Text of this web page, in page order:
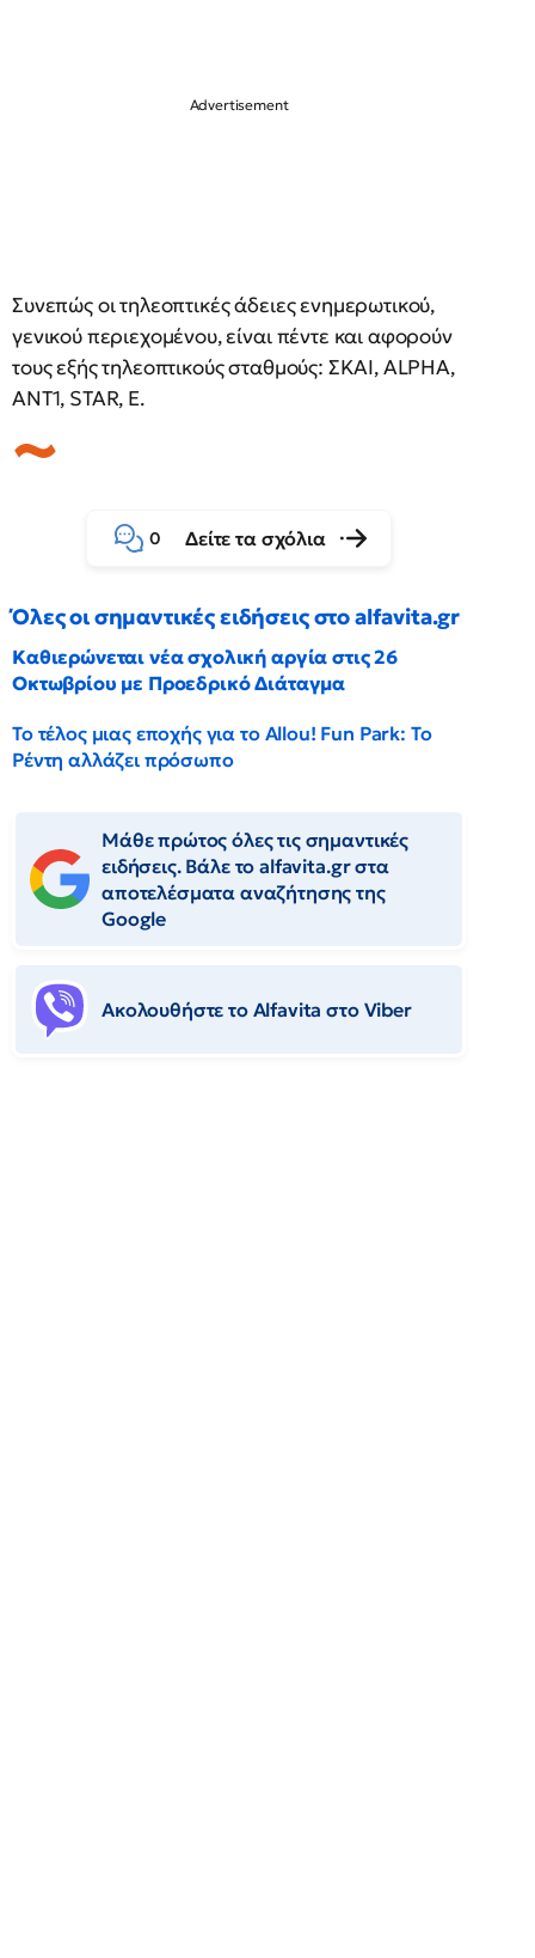
Συνεπώς οι τηλεοπτικές άδειες ενημερωτικού,
γενικού περιεχομένου, είναι πέντε και αφορούν
τους εξής τηλεοπτικούς σταθμούς: ΣΚΑΙ, ALPHA,
ANT1, STAR, E.
0 Δείτε τα σχόλια
Όλες οι σημαντικές ειδήσεις στο alfavita.gr
Καθιερώνεται νέα σχολική αργία στις 26
Οκτωβρίου με Προεδρικό Διάταγμα
Το τέλος μιας εποχής για το Allou! Fun Park: Το
Ρέντη αλλάζει πρόσωπο
Μάθε πρώτος όλες τις σημαντικές
ειδήσεις. Βάλε το alfavita.gr στα
αποτελέσματα αναζήτησης της
Google
Ακολουθήστε το Αlfavita στο Viber